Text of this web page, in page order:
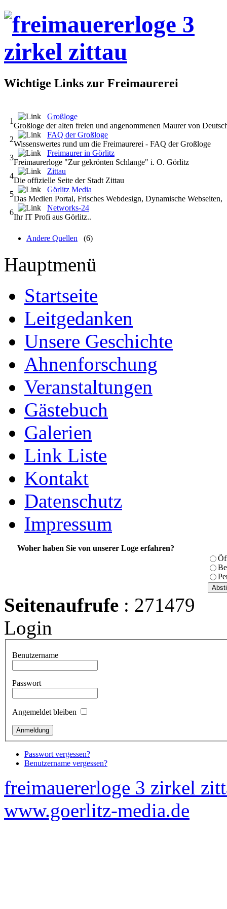
Wichtige Links zur Freimaurerei
1
Großloge
Großloge der alten freien und angenommenen Maurer von
2
FAQ der Großloge
Wissenswertes rund um die Freimaurerei - FAQ der Großloge
3
Freimaurer in Görlitz
Freimaurerloge "Zur gekrönten Schlange" i. O. Görlitz
4
Zittau
Die offizielle Seite der Stadt Zittau
5
Görlitz Media
Das Medien Portal, Frisches Webdesign, Dynamische Webseiten,
6
Networks-24
Ihr IT Profi aus Görlitz..
Andere Quellen (6)
Hauptmenü
Startseite
Leitgedanken
Unsere Geschichte
Ahnenforschung
Veranstaltungen
Gästebuch
Galerien
Link Liste
Kontakt
Datenschutz
Impressum
Woher haben Sie von unserer Loge erfahren?
Seitenaufrufe : 271479
Login
Benutzername
Passwort
Angemeldet bleiben
Passwort vergessen?
Benutzername vergessen?
freimauererloge 3 zirkel
www.goerlitz-media.de